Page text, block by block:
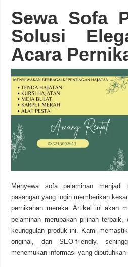
Sewa Sofa
Solusi
Acara
Menyewa sofa pelaminan
pasangan yang ingin memberikan
pernikahan mereka. Artikel ini akan
pelaminan merupakan pilihan terbaik,
keunggulan produk ini. Kami
original, dan SEO-friendly,
menemukan informasi yang dibutuhkan